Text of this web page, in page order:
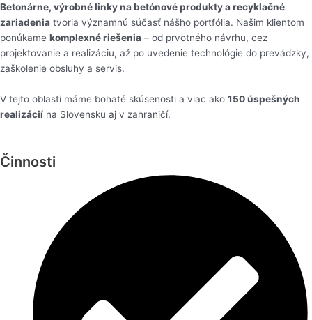
Betonárne, výrobné linky na betónové produkty a recyklačné
zariadenia tvoria významnú súčasť nášho portfólia. Našim klientom
ponúkame komplexné riešenia – od prvotného návrhu, cez
projektovanie a realizáciu, až po uvedenie technológie do prevádzky,
zaškolenie obsluhy a servis.
V tejto oblasti máme bohaté skúsenosti a viac ako 150 úspešných
realizácií na Slovensku aj v zahraničí.
Činnosti